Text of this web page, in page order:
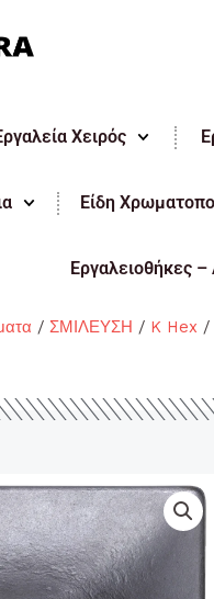
Χειρός
Είδη
Εργαλειοθήκες
/ ΣΜΙΛΕΥΣΗ / K Hex /